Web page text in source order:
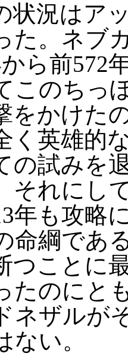
況はア
た。ネブ
ら前572
このちっ
をかけた
く英雄的
の試みを
それにし
年も攻略
命綱であ
つことに
たのにと
ネザルが
ない。